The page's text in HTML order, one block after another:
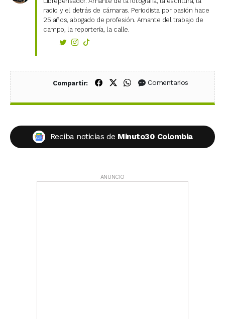
radio y el detrás de cámaras. Periodista por pasión hace
25 años, abogado de profesión. Amante del trabajo de
campo, la reportería, la calle.
Compartir: Compartir en Facebook
Compartir en X (Twitter)
Compartir en WhatsApp
Comentarios
Reciba noticias de Minuto30 Colombia
ANUNCIO